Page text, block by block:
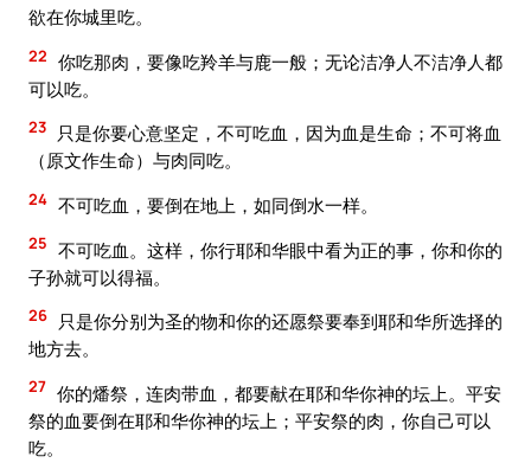
欲在你城里吃。
22 你吃那肉，要像吃羚羊与鹿一般；无论洁净人不洁净人都
可以吃。
23
只是你要心意坚定，不可吃血，因为血是生命；不可将血
（原文作生命）与肉同吃。
24 不可吃血，要倒在地上，如同倒水一样。
25 不可吃血。这样，你行耶和华眼中看为正的事，你和你的
子孙就可以得福。
26
只是你分别为圣的物和你的还愿祭要奉到耶和华所选择的
地方去。
27 你的燔祭，连肉带血，都要献在耶和华你神的坛上。平安
祭的血要倒在耶和华你神的坛上；平安祭的肉，你自己可以
吃。